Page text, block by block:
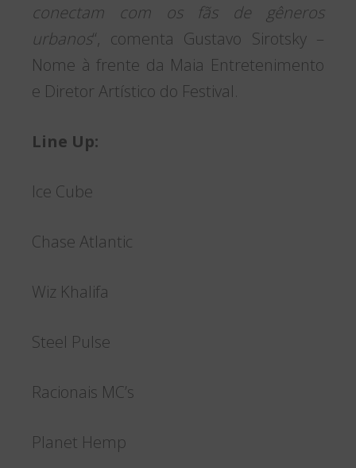
conectam com os fãs de gêneros
urbanos“, comenta Gustavo Sirotsky –
Nome à frente da Maia Entretenimento
e Diretor Artístico do Festival.
Line Up:
Ice Cube
Chase Atlantic
Wiz Khalifa
Steel Pulse
Racionais MC’s
Planet Hemp